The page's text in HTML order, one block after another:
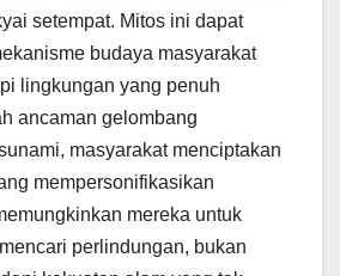
setempat. Mitos ini dapat
budaya masyarakat
lingkungan yang penuh
ancaman gelombang
masyarakat menciptakan
mempersonifikasikan
mereka untuk
perlindungan, bukan